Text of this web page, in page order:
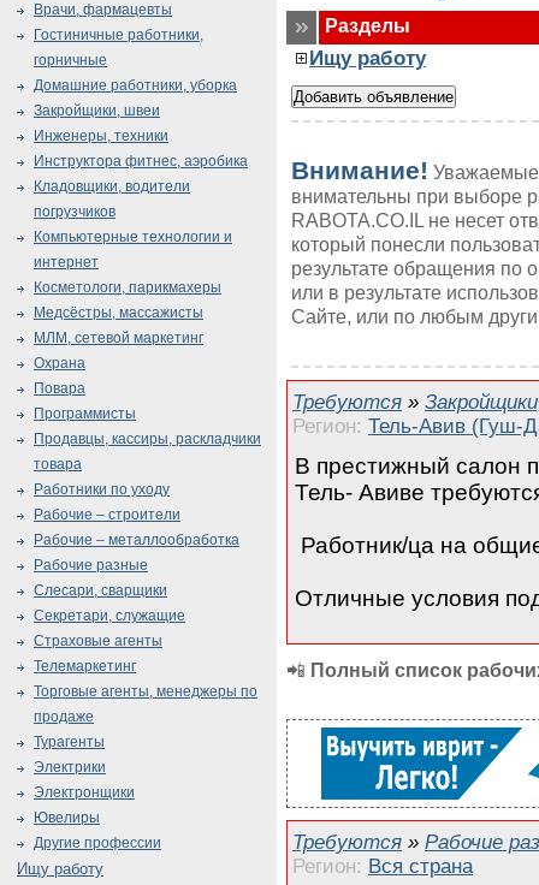
Разделы
Ищу работу
Внимание! Уважаемые
внимательны при выборе
RABOTA.CO.IL не несет
который понесли
результате обращения
или в результате
Сайте, или по любым
Требуются »
Регион: Тель-Авив (Гуш-
В престижный салон
Тель- Авиве
Работник/ца на
Отличные условия
📲 Полный список
Требуются » Рабочие
Регион: Вся страна
Врачи, фармацевты
Гостиничные работники,
горничные
Домашние работники, уборка
Закройщики, швеи
Инженеры, техники
Инструктора фитнес, аэробика
Кладовщики, водители
погрузчиков
Компьютерные технологии и
интернет
Косметологи, парикмахеры
Медсёстры, массажисты
МЛМ, сетевой маркетинг
Охрана
Повара
Программисты
Продавцы, кассиры, раскладчики
товара
Работники по уходу
Рабочие – строители
Рабочие – металлообработка
Рабочие разные
Слесари, сварщики
Секретари, служащие
Страховые агенты
Телемаркетинг
Торговые агенты, менеджеры по
продаже
Турагенты
Электрики
Электронщики
Ювелиры
Другие профессии
Ищу работу